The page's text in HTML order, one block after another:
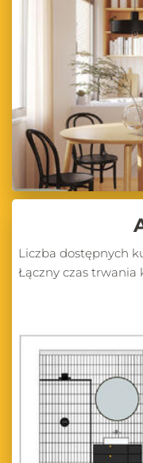
Bądź na bieżąco z
nowe możliwości w
Zapraszamy do
znajdziesz wiele
aktualnych informacji ze
3D. Niezależnie od tego,
doświadczonym
Odkrywaj nowe
umiejętności w
Liczba dostępnych
Łączny czas trwania